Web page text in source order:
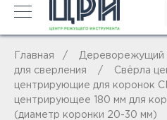
Главная Дереворежущий
для сверления
Свёрла
центрирующие для коронок
центрирующее 180 мм для
(диаметр коронки 20-30 мм)